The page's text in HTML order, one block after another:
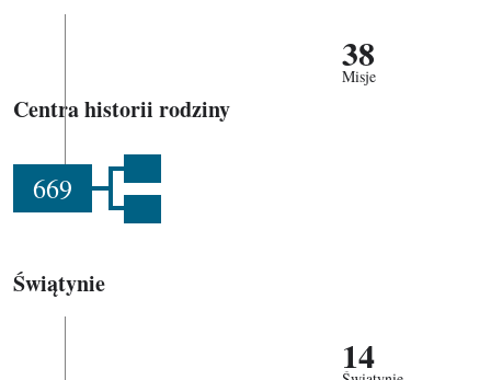
38
Misje
Centra historii rodziny
669
Świątynie
14